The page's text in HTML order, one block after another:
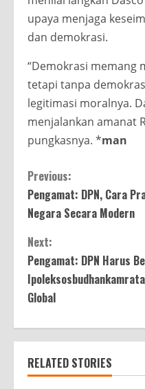
upaya menjaga
dan demokrasi.
“Demokrasi memang
tetapi tanpa
legitimasi moralnya.
menjalankan amanat
pungkasnya. *man
Continue
Reading
Previous:
Pengamat: DPN, Cara
Negara Secara Modern
Next:
Pengamat: DPN Harus
Global
RELATED STORIES